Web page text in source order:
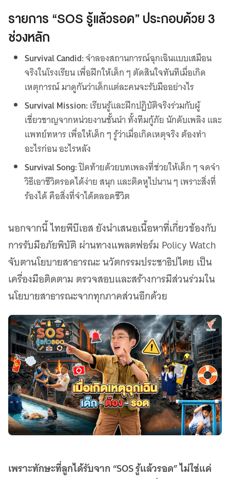
รายการ “SOS รู้แล้วรอด” ประกอบด้วย 3
ช่วงหลัก
Survival Candid:จำลองสถานการณ์ฉุกเฉินแบบเสมือน
จริงในโรงเรียน เพื่อฝึกให้เด็ก ๆ ตัดสินใจทันทีเมื่อเกิด
เหตุการณ์ มาดูกันว่าเด็กแต่ละคนจะรับมืออย่างไร
Survival Mission:เรียนรู้และฝึกปฏิบัติจริงร่วมกับผู้
เชี่ยวชาญจากหน่วยงานชั้นนำ ทั้งทีมกู้ภัย นักดับเพลิง และ
แพทย์ทหาร เพื่อให้เด็ก ๆ รู้ว่าเมื่อเกิดเหตุจริง ต้องทำ
อะไรก่อน อะไรหลัง
Survival Song:ปิดท้ายด้วยบทเพลงที่ช่วยให้เด็ก ๆ จดจำ
วิธีเอาชีวิตรอดได้ง่าย สนุก และติดหูไปนาน ๆ เพราะสิ่งที่
ร้องได้ คือสิ่งที่จำได้ตลอดชีวิต
นอกจากนี้ ไทยพีบีเอส ยังนำเสนอเนื้อหาที่เกี่ยวข้องกับ
การรับมือภัยพิบัติ ผ่านทางแพลตฟอร์ม Policy Watch
จับตานโยบายสาธารณะ นวัตกรรมประชาธิปไตย เป็น
เครื่องมือติดตาม ตรวจสอบและสร้างการมีส่วนร่วมใน
นโยบายสาธารณะจากทุกภาคส่วนอีกด้วย
เพราะทักษะที่ลูกได้รับจาก “SOS รู้แล้วรอด” ไม่ใช่แค่